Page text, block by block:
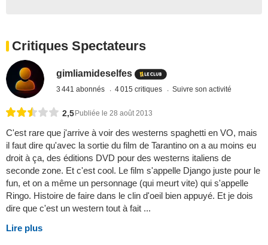
Critiques Spectateurs
gimliamideselfes
3 441 abonnés 4 015 critiques Suivre son activité
2,5 Publiée le 28 août 2013
C'est rare que j'arrive à voir des westerns spaghetti en VO, mais
il faut dire qu'avec la sortie du film de Tarantino on a au moins eu
droit à ça, des éditions DVD pour des westerns italiens de
seconde zone. Et c'est cool. Le film s'appelle Django juste pour le
fun, et on a même un personnage (qui meurt vite) qui s'appelle
Ringo. Histoire de faire dans le clin d'oeil bien appuyé. Et je dois
dire que c'est un western tout à fait ...
Lire plus